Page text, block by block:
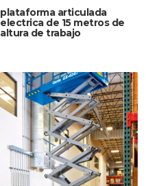
plataforma articulada
electrica de 15 metros de
altura de trabajo